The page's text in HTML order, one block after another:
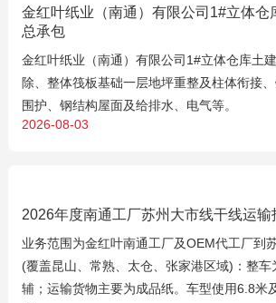
金红叶纸业（南通）有限公司1#立体仓
总承包
金红叶纸业（南通）有限公司1#立体仓库土
除、整体筏板基础一层地坪重整及柱体衔接
围护、钢结构屋面及给排水、电气等。
2026-08-03
2026年度南通工厂苏州大市线干线运输
业务范围为金红叶南通工厂及OEM代工厂到
(覆盖昆山、常熟、太仓、张家港区域)：整车
辅；运输货物主要为成品纸。车型使用6.8米